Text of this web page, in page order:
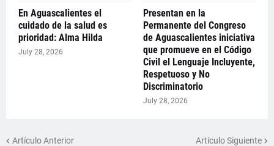
En Aguascalientes el
cuidado de la salud es
prioridad: Alma Hilda
July 28, 2026
Presentan en la
Permanente del Congreso
de Aguascalientes iniciativa
que promueve en el Código
Civil el Lenguaje Incluyente,
Respetuoso y No
Discriminatorio
July 28, 2026
Artículo Anterior Artículo Siguiente